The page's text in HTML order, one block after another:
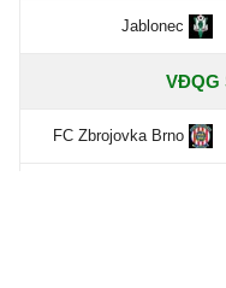
Jablonec
VĐQG
FC Zbrojovka Brno